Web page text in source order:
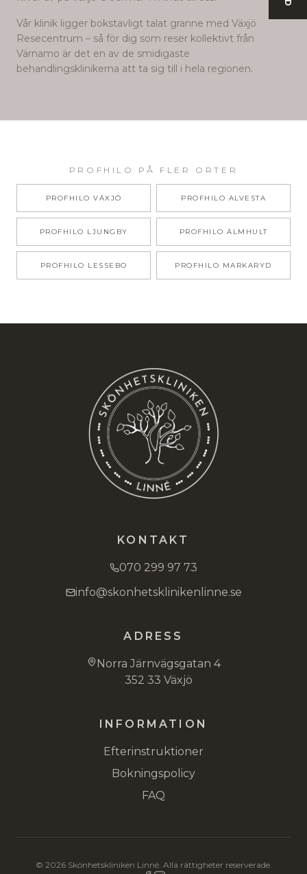
Vår klinik ligger bokstavligt talat granne med Växjö
Resecentrum – så för dig som reser kollektivt från
Värnamo är det en av de smidigaste
behandlingsklinikerna att ta sig till i hela regionen.
PROFHILO PÅ FLER ORTER
PROFHILO VÄXJÖ PROFHILO ALVESTA
PROFHILO LJUNGBY PROFHILO ÄLMHULT
PROFHILO LESSEBO PROFHILO MARKARYD
KONTAKT
070 299 97 73
info@skonhetsklinikenlinne.se
ADRESS
Norra Järnvägsgatan 4
352 33 Växjö
INFORMATION
Efterinstruktioner
Bokningspolicy
FAQ
© 2026Skönhetskliniken Linné. Alla rättigheter reserverade.